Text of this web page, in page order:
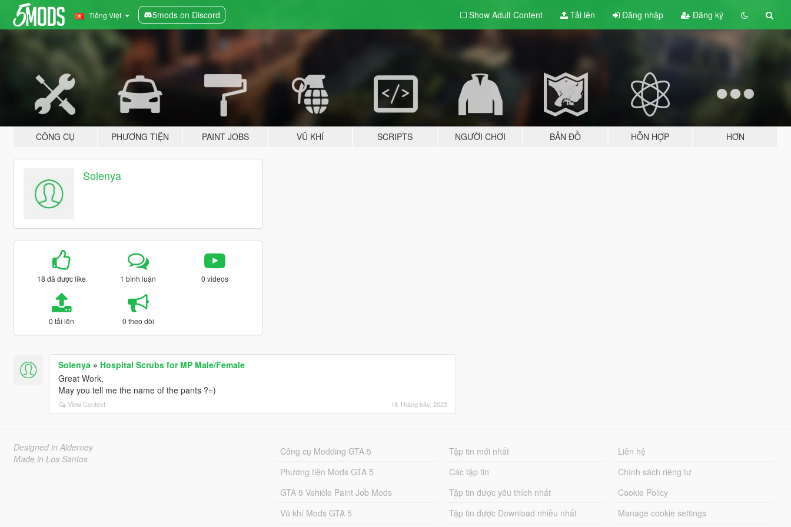
Tiếng Việt 5mods on Discord Show Adult Content Tải lên Đăng nhập Đăng ký
CÔNG CỤ PHƯƠNG TIỆN PAINT JOBS VŨ KHÍ SCRIPTS NGƯỜI CHƠI BẢN ĐỒ HỖN HỢP HƠN
Solenya
18 đã được like 1 bình luận 0 videos
0 tải lên 0 theo dõi
Solenya » Hospital Scrubs for MP Male/Female
Great Work,
May you tell me the name of the pants ?=)
View Context 16 Tháng bảy, 2023
Designed in Alderney
Made in Los Santos
Công cụ Modding GTA 5
Phương tiện Mods GTA 5
GTA 5 Vehicle Paint Job Mods
Vũ khí Mods GTA 5
Tập tin mới nhất
Các tập tin
Tập tin được yêu thích nhất
Tập tin được Download nhiều nhất
Liên hệ
Chính sách riêng tư
Cookie Policy
Manage cookie settings